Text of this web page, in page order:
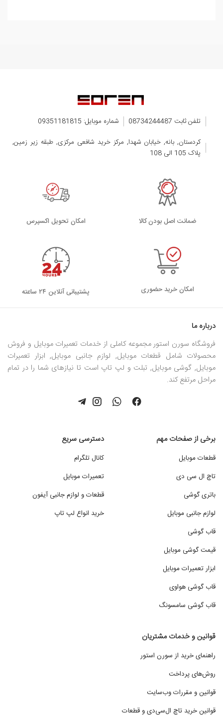
تلفن ثابت 08734244487
شماره موبایل: 09351181815
کردستان, بانه, خیابان شهدا, مرکز خرید شافعی مرکزی, طبقه زیر زمین,
پلاک 105 الی 108
ضمانت اصل بودن کالا اﻣﮑﺎن ﺗﺤﻮﯾﻞ اﮐﺴﭙﺮس
امکان خرید حضوری پشتیبانی آنلاین ۲۴ ساعته
درباره ما
فروشگاه سورن استور مجموعه کاملی از خدمات تعمیرات موبایل و فروش
محصولات شامل قطعات موبایل, لوازم جانبی موبایل, ابزار تعمیرات
موبایل, گوشی موبایل, تبلت و لپ تاپ است تا نیازهای شما را در تمام
مراحل مرتفع کند.
برخی از صفحات مهم
قطعات موبایل
تاچ ال سی دی
باتری گوشی
لوازم جانبی موبایل
قاب گوشی
قیمت گوشی موبایل
ابزار تعمیرات موبایل
قاب گوشی هواوی
قاب گوشی سامسونگ
دسترسی سریع
کانال تلگرام
تعمیرات موبایل
قطعات و لوازم جانبی آیفون
خرید انواع لپ تاپ
قوانین و خدمات مشتریان
راهنمای خرید از سورن استور
روش‌های پرداخت
قوانین و مقررات وب‌سایت
قوانین خرید تاچ ال‌سی‌دی و قطعات